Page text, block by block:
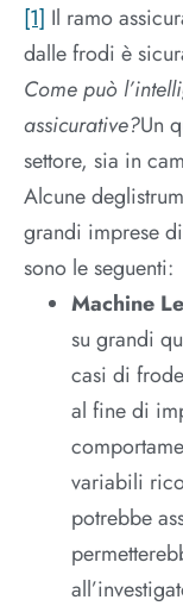
[1] Il ramo
dalle frodi è
Come può
assicurative?Un
settore, sia in
Alcune
grandi imprese
sono le seguenti:
Machine
su grandi
casi di
al fine di
variabili
potrebbe